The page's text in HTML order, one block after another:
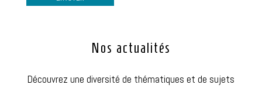
Nos actualités
Découvrez une diversité de thématiques et de sujets